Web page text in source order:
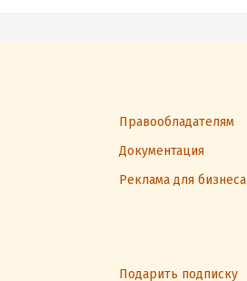
Правообладателям
Документация
Реклама для бизнеса
Подарить подписку